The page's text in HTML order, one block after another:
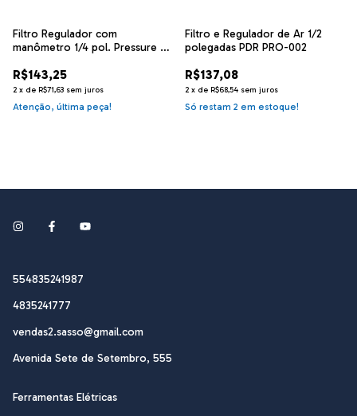
Filtro Regulador com
manômetro 1/4 pol. Pressure -
R$143,25
2 x de R$71,63 sem juros
Atenção, última peça!
Filtro e Regulador de Ar 1/2
polegadas PDR PRO-002
R$137,08
2 x de R$68,54 sem juros
Só restam 2 em estoque!
554835241987
4835241777
vendas2.sasso@gmail.com
Avenida Sete de Setembro, 555
Ferramentas Elétricas